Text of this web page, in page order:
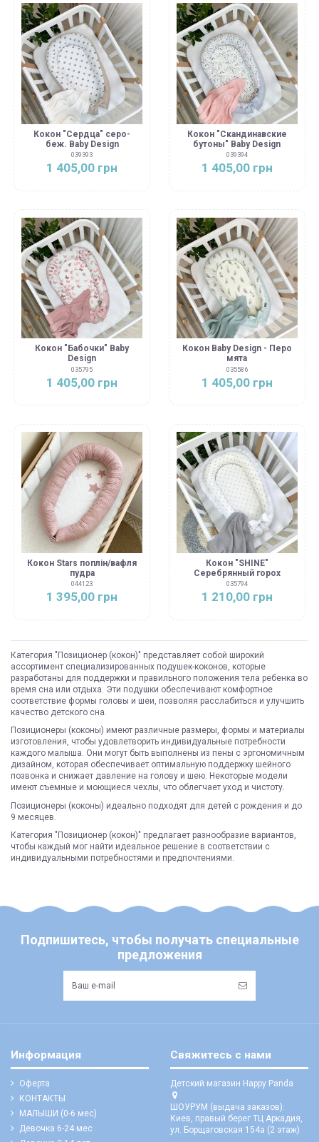
Кокон "Сердца" серо-
беж. Baby Design
039393
1 405,00 грн
Кокон "Скандинавские
бутоны" Baby Design
039394
1 405,00 грн
Кокон "Бабочки" Baby
Design
035795
1 405,00 грн
Кокон Baby Design - Перо
мята
035586
1 405,00 грн
Кокон Stars поплін/вафля
пудра
044123
1 395,00 грн
Кокон "SHINE"
Серебрянный горох
035794
1 210,00 грн
Категория "Позиционер (кокон)" представляет собой широкий
ассортимент специализированных подушек-коконов, которые
разработаны для поддержки и правильного положения тела ребенка во
время сна или отдыха. Эти подушки обеспечивают комфортное
соответствие формы головы и шеи, позволяя расслабиться и улучшить
качество детского сна.
Позиционеры (коконы) имеют различные размеры, формы и материалы
изготовления, чтобы удовлетворить индивидуальные потребности
каждого малыша. Они могут быть выполнены из пены с эргономичным
дизайном, которая обеспечивает оптимальную поддержку шейного
позвонка и снижает давление на голову и шею. Некоторые модели
имеют съемные и моющиеся чехлы, что облегчает уход и чистоту.
Позиционеры (коконы) идеально подходят для детей с рождения и до
9 месяцев.
Категория "Позиционер (кокон)" предлагает разнообразие вариантов,
чтобы каждый мог найти идеальное решение в соответствии с
индивидуальными потребностями и предпочтениями.
Подпишитесь, чтобы получать специальные
предложения
Информация
Оферта
КОНТАКТЫ
МАЛЫШИ (0-6 мес)
Девочка 6-24 мес
Свяжитесь с нами
Детский магазин Happy Panda
ШОУРУМ (выдача заказов):
Киев, правый берег ТЦ Аркадия,
ул. Борщаговская 154а (2 этаж)